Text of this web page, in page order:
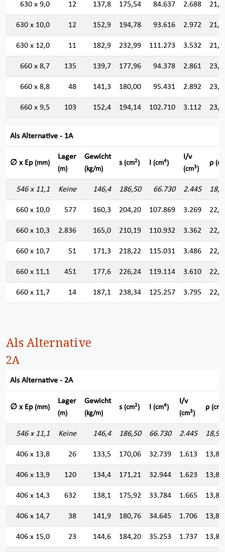
630 x 9,0 12 137,8 175,54 84.637 2.688
630 x 10,0 12 152,9 194,78 93.616 2.972
630 x 12,0 11 182,9 232,99 111.273 3.532
660 x 8,7 135 139,7 177,96 94.378 2.861
660 x 8,8 48 141,3 180,00 95.431 2.892
660 x 9,5 103 152,4 194,14 102.710 3.112
Als Alternative - 1A
∅ x Ep (mm)
Lager
(m)
Gewicht
(kg/m)
s (cm2) I (cm4)
I/v
(cm3)
ρ
546 x 11,1 Keine 146,4 186,50 66.730 2.445
660 x 10,0 577 160,3 204,20 107.869 3.269
660 x 10,3 2.836 165,0 210,19 110.932 3.362
660 x 10,7 51 171,3 218,22 115.031 3.486
660 x 11,1 451 177,6 226,24 119.114 3.610
660 x 11,7 14 187,1 238,34 125.257 3.795
Als Alternative
2A
Als Alternative - 2A
∅ x Ep (mm)
Lager
(m)
Gewicht
(kg/m)
s (cm2) I (cm4)
I/v
(cm3)
ρ (cm)
546 x 11,1 Keine 146,4 186,50 66.730 2.445
406 x 13,8 26 133,5 170,06 32.739 1.613
406 x 13,9 120 134,4 171,21 32.944 1.623
406 x 14,3 632 138,1 175,92 33.784 1.665
406 x 14,7 38 141,9 180,76 34.645 1.706
406 x 15,0 23 144,6 184,20 35.253 1.737